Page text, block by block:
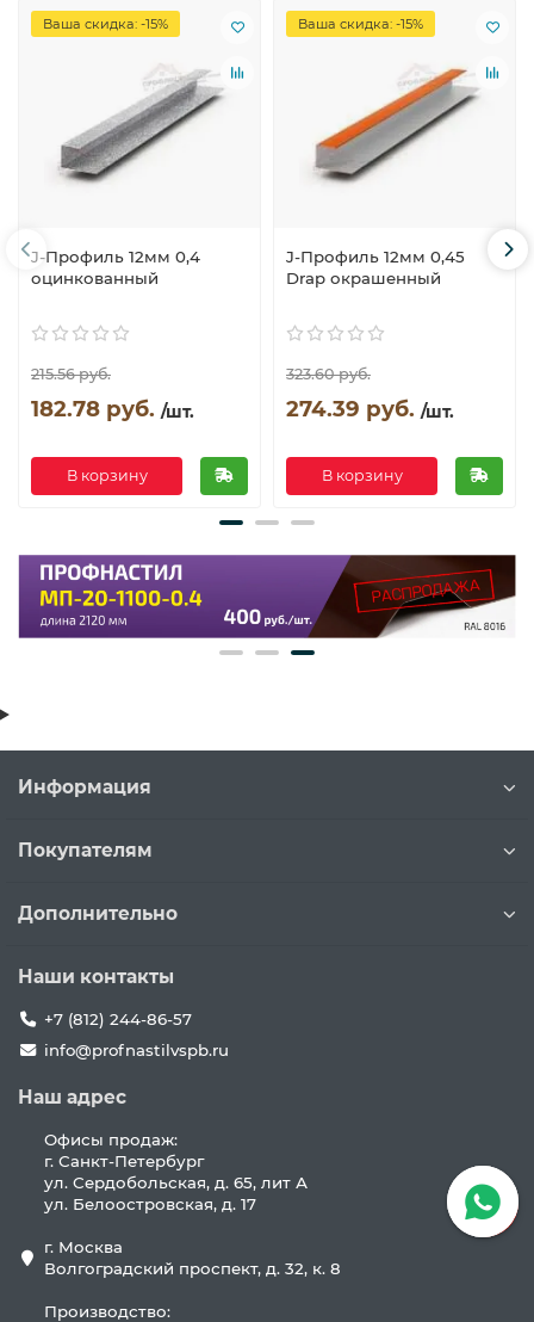
Ваша скидка: -15%
J-Профиль 12мм 0,4
оцинкованный
215.56 руб.
182.78 руб. /шт.
В корзину
Ваша скидка: -15%
J-Профиль 12мм 0,45
Drap окрашенный
323.60 руб.
274.39 руб. /шт.
В корзину
Информация
Покупателям
Дополнительно
Наши контакты
+7 (812) 244-86-57
info@profnastilvspb.ru
Наш адрес
Офисы продаж:
г. Санкт-Петербург
ул. Сердобольская, д. 65, лит А
ул. Белоостровская, д. 17
г. Москва
Волгоградский проспект, д. 32, к. 8
Производство: